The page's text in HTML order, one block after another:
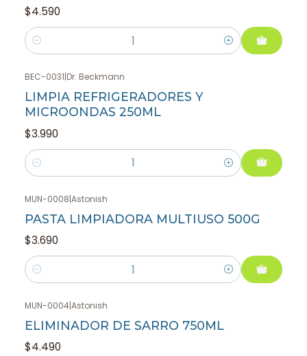
$4.590
Cantidad
BEC-0031|Dr. Beckmann
LIMPIA REFRIGERADORES Y
MICROONDAS 250ML
$3.990
Cantidad
MUN-0008|Astonish
PASTA LIMPIADORA MULTIUSO 500G
$3.690
Cantidad
MUN-0004|Astonish
ELIMINADOR DE SARRO 750ML
$4.490